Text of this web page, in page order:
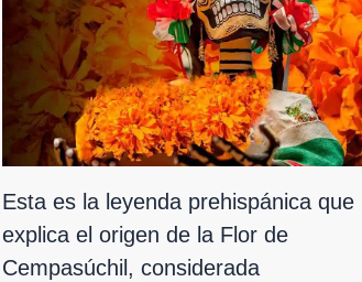
Esta es la leyenda prehispánica que
explica el origen de la Flor de
Cempasúchil, considerada